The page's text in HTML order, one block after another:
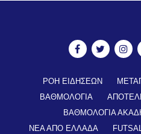
ΡΟΗ ΕΙΔΗΣΕΩΝ
ΒΑΘΜΟΛΟΓΙΑ
ΒΑΘΜΟΛΟΓΙΑ
ΝΕΑ ΑΠΟ ΕΛΛΑΔΑ